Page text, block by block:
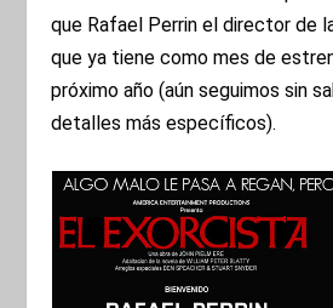
que Rafael Perrin el director de
que ya tiene como mes de
próximo año (aún seguimos sin
detalles más específicos).